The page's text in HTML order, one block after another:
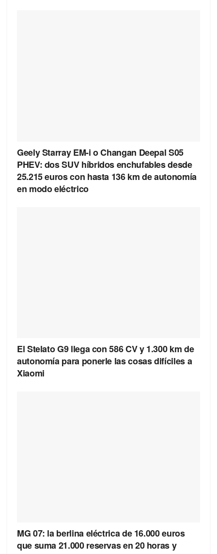
Geely Starray EM-i o Changan Deepal S05
PHEV: dos SUV híbridos enchufables desde
25.215 euros con hasta 136 km de autonomía
en modo eléctrico
El Stelato G9 llega con 586 CV y 1.300 km de
autonomía para ponerle las cosas difíciles a
Xiaomi
MG 07: la berlina eléctrica de 16.000 euros
que suma 21.000 reservas en 20 horas y